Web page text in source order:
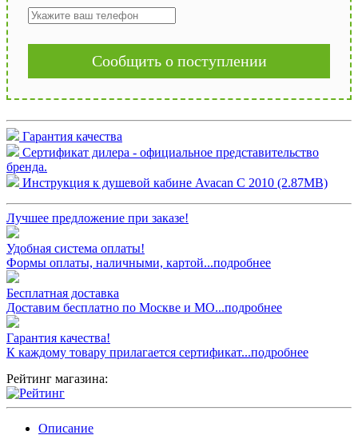
Сообщить о поступлении
Гарантия качества
Сертификат дилера - официальное представительство
бренда.
Инструкция к душевой кабине Avacan C 2010 (2.87MB)
Лучшее предложение при заказе!
Удобная система оплаты!
Формы оплаты, наличными, картой...подробнее
Бесплатная доставка
Доставим бесплатно по Москве и МО...подробнее
Гарантия качества!
К каждому товару прилагается сертификат...подробнее
Рейтинг магазина:
Описание